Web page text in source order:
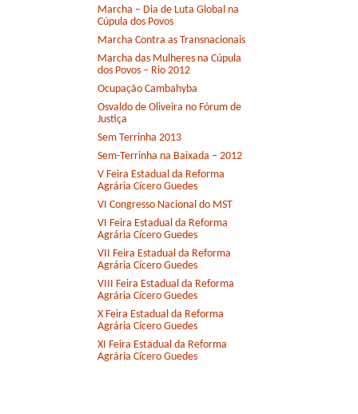
Marcha – Dia de Luta Global na
Cúpula dos Povos
Marcha Contra as Transnacionais
Marcha das Mulheres na Cúpula
dos Povos – Rio 2012
Ocupação Cambahyba
Osvaldo de Oliveira no Fórum de
Justiça
Sem Terrinha 2013
Sem-Terrinha na Baixada – 2012
V Feira Estadual da Reforma
Agrária Cícero Guedes
VI Congresso Nacional do MST
VI Feira Estadual da Reforma
Agrária Cícero Guedes
VII Feira Estadual da Reforma
Agrária Cícero Guedes
VIII Feira Estadual da Reforma
Agrária Cícero Guedes
X Feira Estadual da Reforma
Agrária Cícero Guedes
XI Feira Estadual da Reforma
Agrária Cícero Guedes